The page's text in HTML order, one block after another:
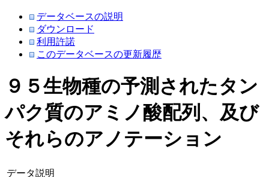
データベースの説明
ダウンロード
利用許諾
このデータベースの更新履歴
９５生物種の予測されたタン
パク質のアミノ酸配列、及び
それらのアノテーション
データ説明